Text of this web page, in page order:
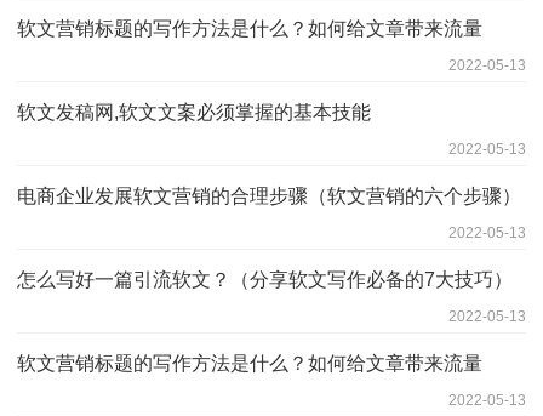
软文营销标题的写作方法是什么？如何给文章带来流量
2022-05-13
软文发稿网,软文文案必须掌握的基本技能
2022-05-13
电商企业发展软文营销的合理步骤（软文营销的六个步骤）
2022-05-13
怎么写好一篇引流软文？（分享软文写作必备的7大技巧）
2022-05-13
软文营销标题的写作方法是什么？如何给文章带来流量
2022-05-13